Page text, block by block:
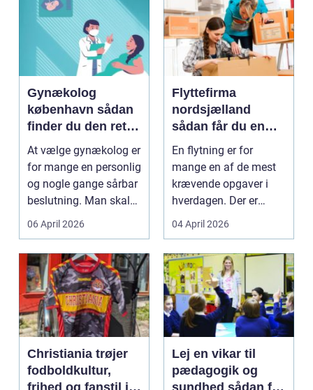
Gynækolog
københavn sådan
finder du den rette
specialist
At vælge gynækolog er
for mange en personlig
og nogle gange sårbar
beslutning. Man skal
både føle si...
06 April 2026
Flyttefirma
nordsjælland
sådan får du en
tryg og effektiv
flytning
En flytning er for
mange en af de mest
krævende opgaver i
hverdagen. Der er
meget at holde styr på,
04 April 2026
Christiania trøjer
fodboldkultur,
Lej en vikar til
pædagogik og